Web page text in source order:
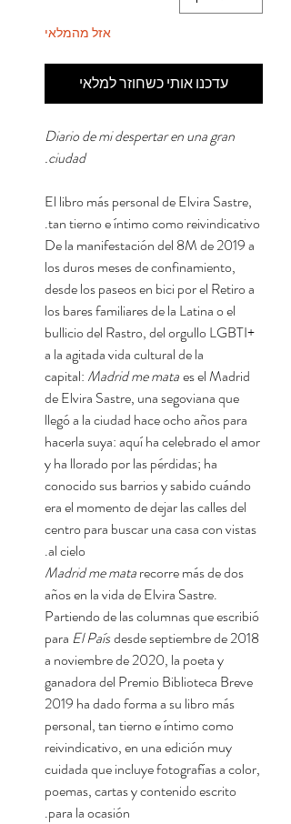
אזל מהמלאי
עדכנו אותי כשחוזר למלאי
Diario de mi despertar en una gran
ciudad.
El libro más personal de Elvira Sastre,
tan tierno e íntimo como reivindicativo.
De la manifestación del 8M de 2019 a
los duros meses de confinamiento,
desde los paseos en bici por el Retiro a
los bares familiares de la Latina o el
bullicio del Rastro, del orgullo LGBTI+
a la agitada vida cultural de la
capital: Madrid me mataes el Madrid
de Elvira Sastre, una segoviana que
llegó a la ciudad hace ocho años para
hacerla suya: aquí ha celebrado el amor
y ha llorado por las pérdidas; ha
conocido sus barrios y sabido cuándo
era el momento de dejar las calles del
centro para buscar una casa con vistas
al cielo.
Madrid me matarecorre más de dos
años en la vida de Elvira Sastre.
Partiendo de las columnas que escribió
para El Paísdesde septiembre de 2018
a noviembre de 2020, la poeta y
ganadora del Premio Biblioteca Breve
2019 ha dado forma a su libro más
personal, tan tierno e íntimo como
reivindicativo, en una edición muy
cuidada que incluye fotografías a color,
poemas, cartas y contenido escrito
para la ocasión.